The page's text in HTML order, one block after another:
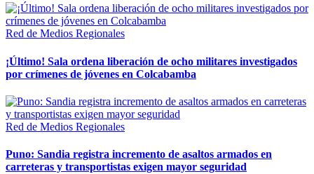
Red de Medios Regionales
¡Último! Sala ordena liberación de ocho militares investigados
por crímenes de jóvenes en Colcabamba
Red de Medios Regionales
Puno: Sandia registra incremento de asaltos armados en
carreteras y transportistas exigen mayor seguridad